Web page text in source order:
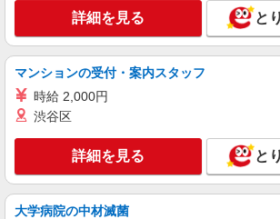
田東3-1-1 三井アウトレット
マイカー通勤OK★ 【受動喫煙防止対策】 屋内原
則禁煙（喫煙室あり）
キープ 詳
正社員
MARNI
［正社員］月給248,000
期間（3ヶ月間）：時給
り優遇致します。
千葉県木更津市金田東3-
トパーク 木更津
詳細を見る と
マンションの受付・案内スタッフ
時給 2,000円
渋谷区
詳細を見る と
大学病院の中材滅菌